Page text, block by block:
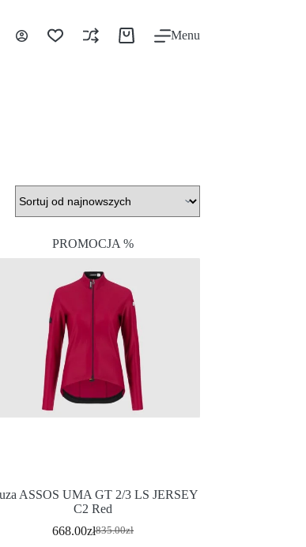
Menu
PROMOCJA %
ASSOS UMA GT 2/3 LS JERSEY
C2 Red
835.00zł
668.00zł